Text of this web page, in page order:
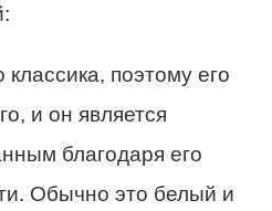
поэтому его
и он является
благодаря его
Обычно это белый и